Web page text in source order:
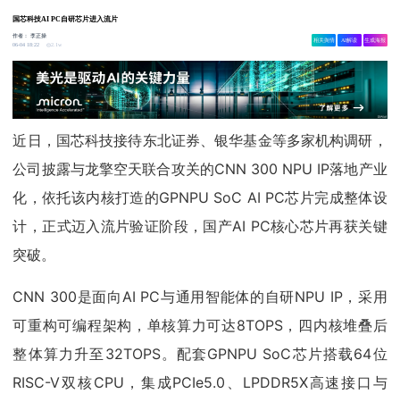
国芯科技AI PC自研芯片进入流片
作者：李正操
06-04 18:22
2.1w
相关舆情 AI解读 生成海报
近日，国芯科技接待东北证券、银华基金等多家机构调研，
公司披露与龙擎空天联合攻关的CNN 300 NPU IP落地产业
化，依托该内核打造的GPNPU SoC AI PC芯片完成整体设
计，正式迈入流片验证阶段，国产AI PC核心芯片再获关键
突破。
CNN 300是面向AI PC与通用智能体的自研NPU IP，采用
可重构可编程架构，单核算力可达8TOPS，四内核堆叠后
整体算力升至32TOPS。配套GPNPU SoC芯片搭载64位
RISC-V双核CPU，集成PCIe5.0、LPDDR5X高速接口与